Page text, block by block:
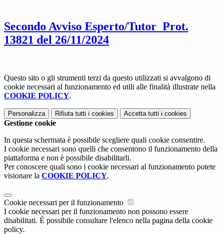
Secondo Avviso Esperto/Tutor_Prot.
13821 del 26/11/2024
Questo sito o gli strumenti terzi da questo utilizzati si avvalgono di
cookie necessari al funzionamento ed utili alle finalità illustrate nella
COOKIE POLICY.
Personalizza Rifiuta tutti i cookies Accetta tutti i cookies
Gestione cookie
In questa schermata è possibile scegliere quali cookie consentire.
I cookie necessari sono quelli che consentono il funzionamento della
piattaforma e non è possibile disabilitarli.
Per conoscere quali sono i cookie necessari al funzionamento potete
visionare la COOKIE POLICY.
Cookie necessari per il funzionamento
I cookie necessari per il funzionamento non possono essere
disabilitati. È possibile consultare l'elenco nella pagina della cookie
policy.